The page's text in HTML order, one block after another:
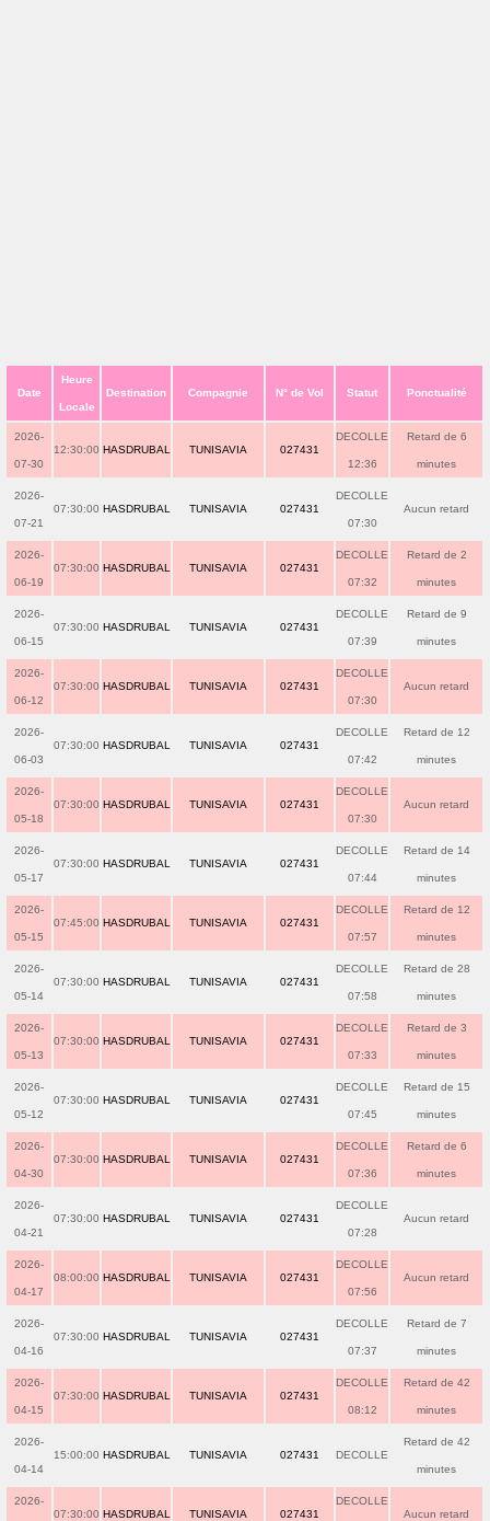
Date
Heure
Locale
Destination Compagnie N° de Vol Statut Ponctualité
2026-
07-30
12:30:00 HASDRUBAL TUNISAVIA 027431
DECOLLE
12:36
Retard de 6
minutes
2026-
07-21
07:30:00 HASDRUBAL TUNISAVIA 027431
DECOLLE
07:30
Aucun retard
2026-
06-19
07:30:00 HASDRUBAL TUNISAVIA 027431
DECOLLE
07:32
Retard de 2
minutes
2026-
06-15
07:30:00 HASDRUBAL TUNISAVIA 027431
DECOLLE
07:39
Retard de 9
minutes
2026-
06-12
07:30:00 HASDRUBAL TUNISAVIA 027431
DECOLLE
07:30
Aucun retard
2026-
06-03
07:30:00 HASDRUBAL TUNISAVIA 027431
DECOLLE
07:42
Retard de 12
minutes
2026-
05-18
07:30:00 HASDRUBAL TUNISAVIA 027431
DECOLLE
07:30
Aucun retard
2026-
05-17
07:30:00 HASDRUBAL TUNISAVIA 027431
DECOLLE
07:44
Retard de 14
minutes
2026-
05-15
07:45:00 HASDRUBAL TUNISAVIA 027431
DECOLLE
07:57
Retard de 12
minutes
2026-
05-14
07:30:00 HASDRUBAL TUNISAVIA 027431
DECOLLE
07:58
Retard de 28
minutes
2026-
05-13
07:30:00 HASDRUBAL TUNISAVIA 027431
DECOLLE
07:33
Retard de 3
minutes
2026-
05-12
07:30:00 HASDRUBAL TUNISAVIA 027431
DECOLLE
07:45
Retard de 15
minutes
2026-
04-30
07:30:00 HASDRUBAL TUNISAVIA 027431
DECOLLE
07:36
Retard de 6
minutes
2026-
04-21
07:30:00 HASDRUBAL TUNISAVIA 027431
DECOLLE
07:28
Aucun retard
2026-
04-17
08:00:00 HASDRUBAL TUNISAVIA 027431
DECOLLE
07:56
Aucun retard
2026-
04-16
07:30:00 HASDRUBAL TUNISAVIA 027431
DECOLLE
07:37
Retard de 7
minutes
2026-
04-15
07:30:00 HASDRUBAL TUNISAVIA 027431
DECOLLE
08:12
Retard de 42
minutes
2026-
04-14
15:00:00 HASDRUBAL TUNISAVIA 027431 DECOLLE
Retard de 42
minutes
2026-
07:30:00 HASDRUBAL TUNISAVIA 027431
DECOLLE
Aucun retard